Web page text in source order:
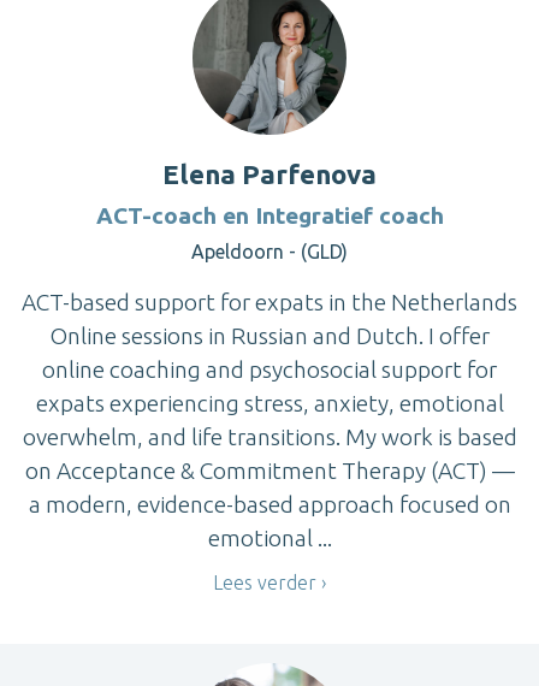
Elena Parfenova
ACT-coach en Integratief coach
Apeldoorn - (GLD)
ACT-based support for expats in the Netherlands
Online sessions in Russian and Dutch. I offer
online coaching and psychosocial support for
expats experiencing stress, anxiety, emotional
overwhelm, and life transitions. My work is based
on Acceptance & Commitment Therapy (ACT) —
a modern, evidence-based approach focused on
emotional ...
Lees verder